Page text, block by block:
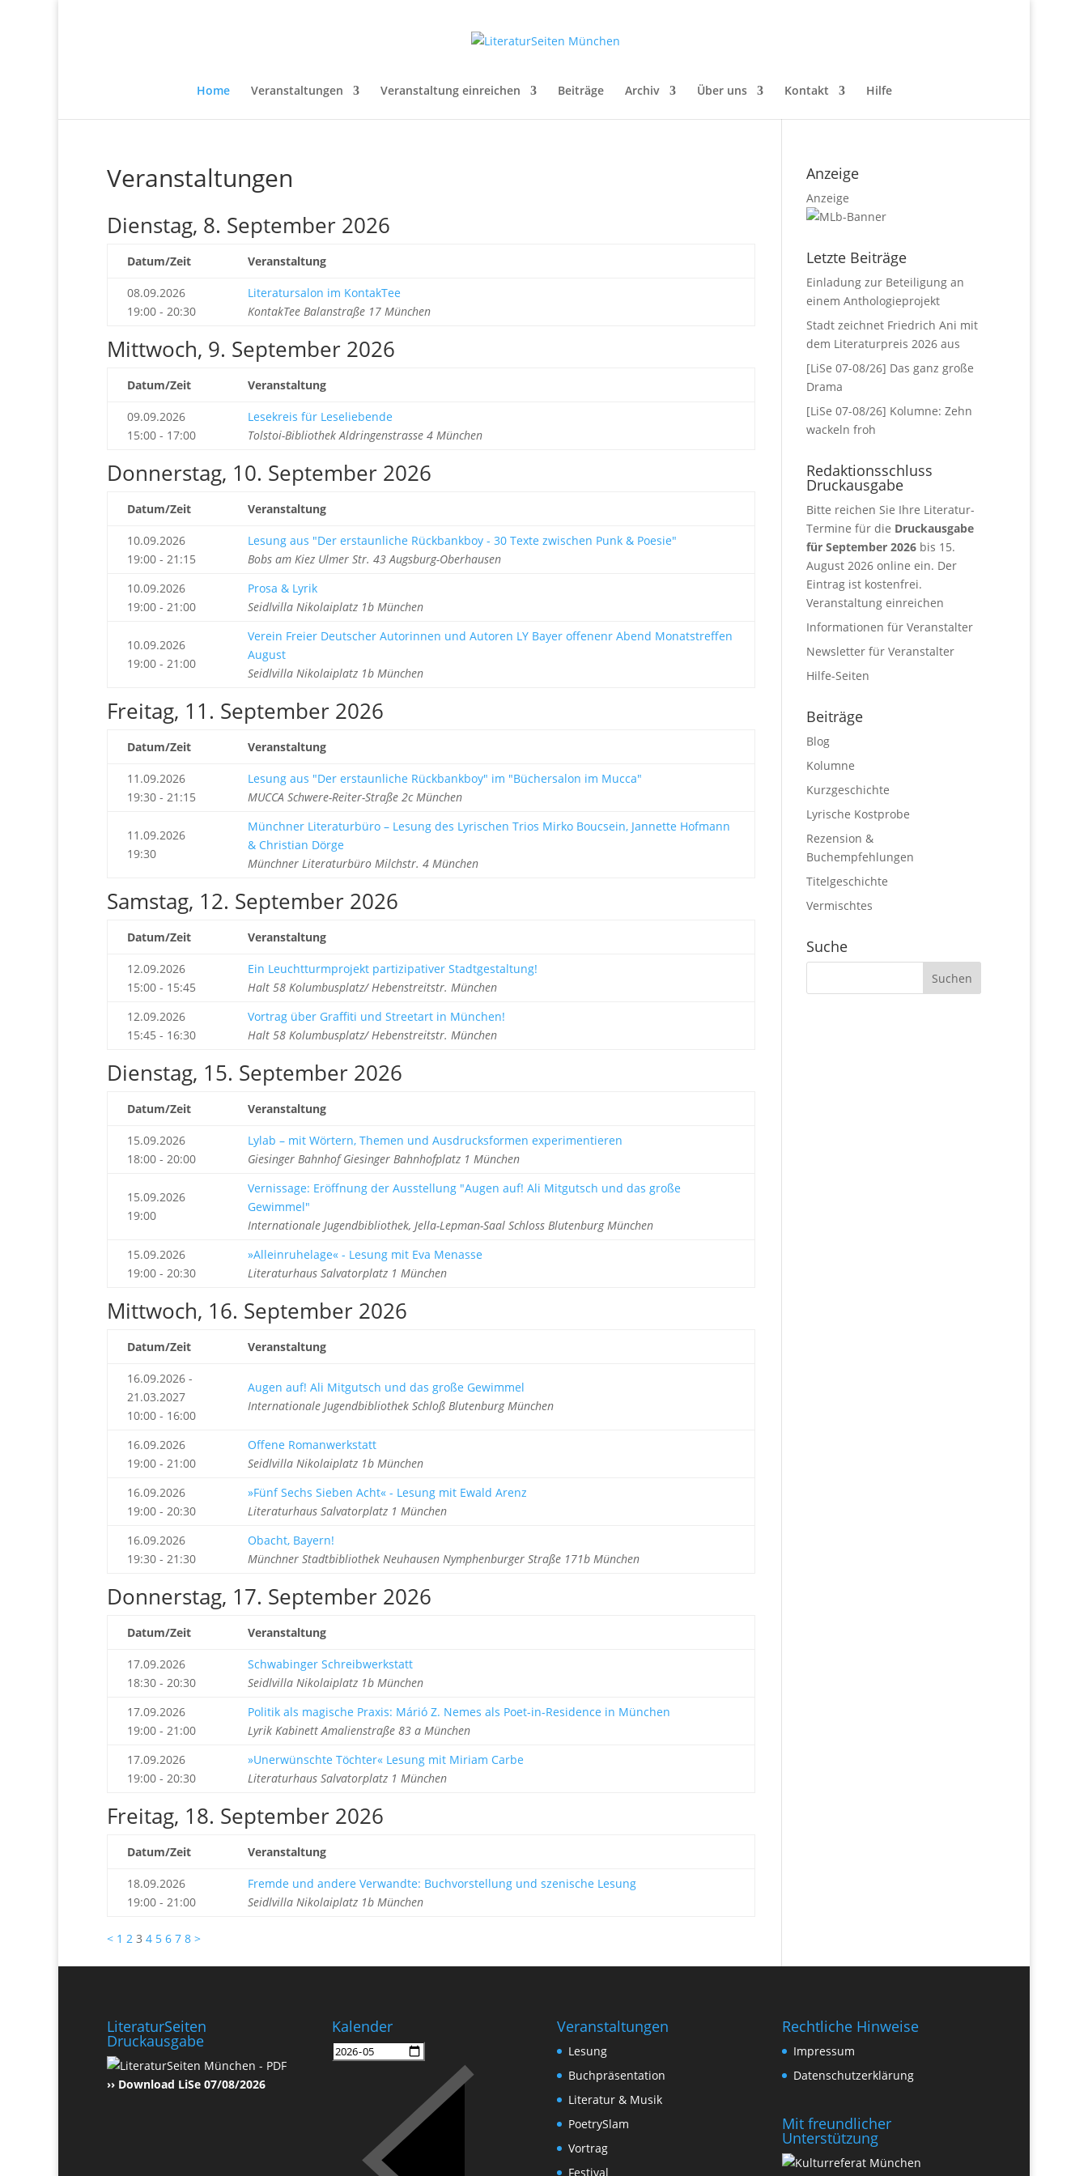
Home Veranstaltungen Veranstaltung einreichen Beiträge Archiv Über uns Kontakt Hilfe
Veranstaltungen
Dienstag, 8. September 2026
Datum/Zeit Veranstaltung
08.09.2026
19:00 - 20:30
Literatursalon im KontakTee
KontakTee Balanstraße 17 München
Mittwoch, 9. September 2026
Datum/Zeit Veranstaltung
09.09.2026
15:00 - 17:00
Lesekreis für Leseliebende
Tolstoi-Bibliothek Aldringenstrasse 4 München
Donnerstag, 10. September 2026
Datum/Zeit Veranstaltung
10.09.2026
19:00 - 21:15
Lesung aus "Der erstaunliche Rückbankboy - 30 Texte zwischen Punk & Poesie"
Bobs am Kiez Ulmer Str. 43 Augsburg-Oberhausen
10.09.2026
19:00 - 21:00
Prosa & Lyrik
Seidlvilla Nikolaiplatz 1b München
10.09.2026
19:00 - 21:00
Verein Freier Deutscher Autorinnen und Autoren LY Bayer offenenr Abend Monatstreffen
August
Seidlvilla Nikolaiplatz 1b München
Freitag, 11. September 2026
Datum/Zeit Veranstaltung
11.09.2026
19:30 - 21:15
Lesung aus "Der erstaunliche Rückbankboy" im "Büchersalon im Mucca"
MUCCA Schwere-Reiter-Straße 2c München
11.09.2026
19:30
Münchner Literaturbüro – Lesung des Lyrischen Trios Mirko Boucsein, Jannette Hofmann
& Christian Dörge
Münchner Literaturbüro Milchstr. 4 München
Samstag, 12. September 2026
Datum/Zeit Veranstaltung
12.09.2026
15:00 - 15:45
Ein Leuchtturmprojekt partizipativer Stadtgestaltung!
Halt 58 Kolumbusplatz/ Hebenstreitstr. München
12.09.2026
15:45 - 16:30
Vortrag über Graffiti und Streetart in München!
Halt 58 Kolumbusplatz/ Hebenstreitstr. München
Dienstag, 15. September 2026
Datum/Zeit Veranstaltung
15.09.2026
18:00 - 20:00
Lylab – mit Wörtern, Themen und Ausdrucksformen experimentieren
Giesinger Bahnhof Giesinger Bahnhofplatz 1 München
15.09.2026
19:00
Vernissage: Eröffnung der Ausstellung "Augen auf! Ali Mitgutsch und das große
Gewimmel"
Internationale Jugendbibliothek, Jella-Lepman-Saal Schloss Blutenburg München
15.09.2026
19:00 - 20:30
»Alleinruhelage« - Lesung mit Eva Menasse
Literaturhaus Salvatorplatz 1 München
Mittwoch, 16. September 2026
Datum/Zeit Veranstaltung
16.09.2026 -
21.03.2027
10:00 - 16:00
Augen auf! Ali Mitgutsch und das große Gewimmel
Internationale Jugendbibliothek Schloß Blutenburg München
16.09.2026
19:00 - 21:00
Offene Romanwerkstatt
Seidlvilla Nikolaiplatz 1b München
16.09.2026
19:00 - 20:30
»Fünf Sechs Sieben Acht« - Lesung mit Ewald Arenz
Literaturhaus Salvatorplatz 1 München
16.09.2026
19:30 - 21:30
Obacht, Bayern!
Münchner Stadtbibliothek Neuhausen Nymphenburger Straße 171b München
Donnerstag, 17. September 2026
Datum/Zeit Veranstaltung
17.09.2026
18:30 - 20:30
Schwabinger Schreibwerkstatt
Seidlvilla Nikolaiplatz 1b München
17.09.2026
19:00 - 21:00
Politik als magische Praxis: Márió Z. Nemes als Poet-in-Residence in München
Lyrik Kabinett Amalienstraße 83 a München
17.09.2026
19:00 - 20:30
»Unerwünschte Töchter« Lesung mit Miriam Carbe
Literaturhaus Salvatorplatz 1 München
Freitag, 18. September 2026
Datum/Zeit Veranstaltung
18.09.2026
19:00 - 21:00
Fremde und andere Verwandte: Buchvorstellung und szenische Lesung
Seidlvilla Nikolaiplatz 1b München
< 1 2 3 4 5 6 7 8 >
Anzeige
Anzeige
Letzte Beiträge
Einladung zur Beteiligung an
einem Anthologieprojekt
Stadt zeichnet Friedrich Ani mit
dem Literaturpreis 2026 aus
[LiSe 07-08/26] Das ganz große
Drama
[LiSe 07-08/26] Kolumne: Zehn
wackeln froh
Redaktionsschluss
Druckausgabe
Bitte reichen Sie Ihre Literatur-
Termine für die Druckausgabe
für September 2026 bis 15.
August 2026 online ein. Der
Eintrag ist kostenfrei.
Veranstaltung einreichen
Informationen für Veranstalter
Newsletter für Veranstalter
Hilfe-Seiten
Beiträge
Blog
Kolumne
Kurzgeschichte
Lyrische Kostprobe
Rezension &
Buchempfehlungen
Titelgeschichte
Vermischtes
Suche
LiteraturSeiten
Druckausgabe
›› Download LiSe 07/08/2026
Kalender Veranstaltungen
Lesung
Buchpräsentation
Literatur & Musik
PoetrySlam
Vortrag
Festival
Rechtliche Hinweise
Impressum
Datenschutzerklärung
Mit freundlicher
Unterstützung